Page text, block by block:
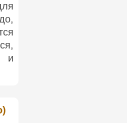
и